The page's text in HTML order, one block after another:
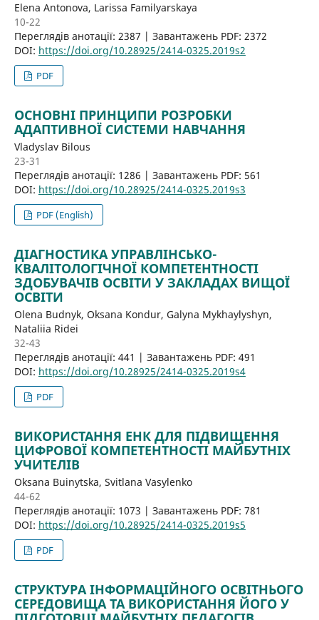
Elena Antonova, Larissa Familyarskaya
10-22
Переглядів анотації: 2387 | Завантажень PDF: 2372
DOI: https://doi.org/10.28925/2414-0325.2019s2
PDF
ОСНОВНІ ПРИНЦИПИ РОЗРОБКИ
АДАПТИВНОЇ СИСТЕМИ НАВЧАННЯ
Vladyslav Bilous
23-31
Переглядів анотації: 1286 | Завантажень PDF: 561
DOI: https://doi.org/10.28925/2414-0325.2019s3
PDF (English)
ДІАГНОСТИКА УПРАВЛІНСЬКО-
КВАЛІТОЛОГІЧНОЇ КОМПЕТЕНТНОСТІ
ЗДОБУВАЧІВ ОСВІТИ У ЗАКЛАДАХ ВИЩОЇ
ОСВІТИ
Olena Budnyk, Oksana Kondur, Galyna Mykhaylyshyn,
Nataliia Ridei
32-43
Переглядів анотації: 441 | Завантажень PDF: 491
DOI: https://doi.org/10.28925/2414-0325.2019s4
PDF
ВИКОРИСТАННЯ ЕНК ДЛЯ ПІДВИЩЕННЯ
ЦИФРОВОЇ КОМПЕТЕНТНОСТІ МАЙБУТНІХ
УЧИТЕЛІВ
Oksana Buinytska, Svitlana Vasylenko
44-62
Переглядів анотації: 1073 | Завантажень PDF: 781
DOI: https://doi.org/10.28925/2414-0325.2019s5
PDF
СТРУКТУРА ІНФОРМАЦІЙНОГО ОСВІТНЬОГО
СЕРЕДОВИЩА ТА ВИКОРИСТАННЯ ЙОГО У